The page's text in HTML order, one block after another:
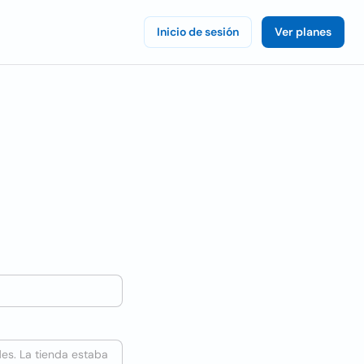
Inicio de sesión Ver planes